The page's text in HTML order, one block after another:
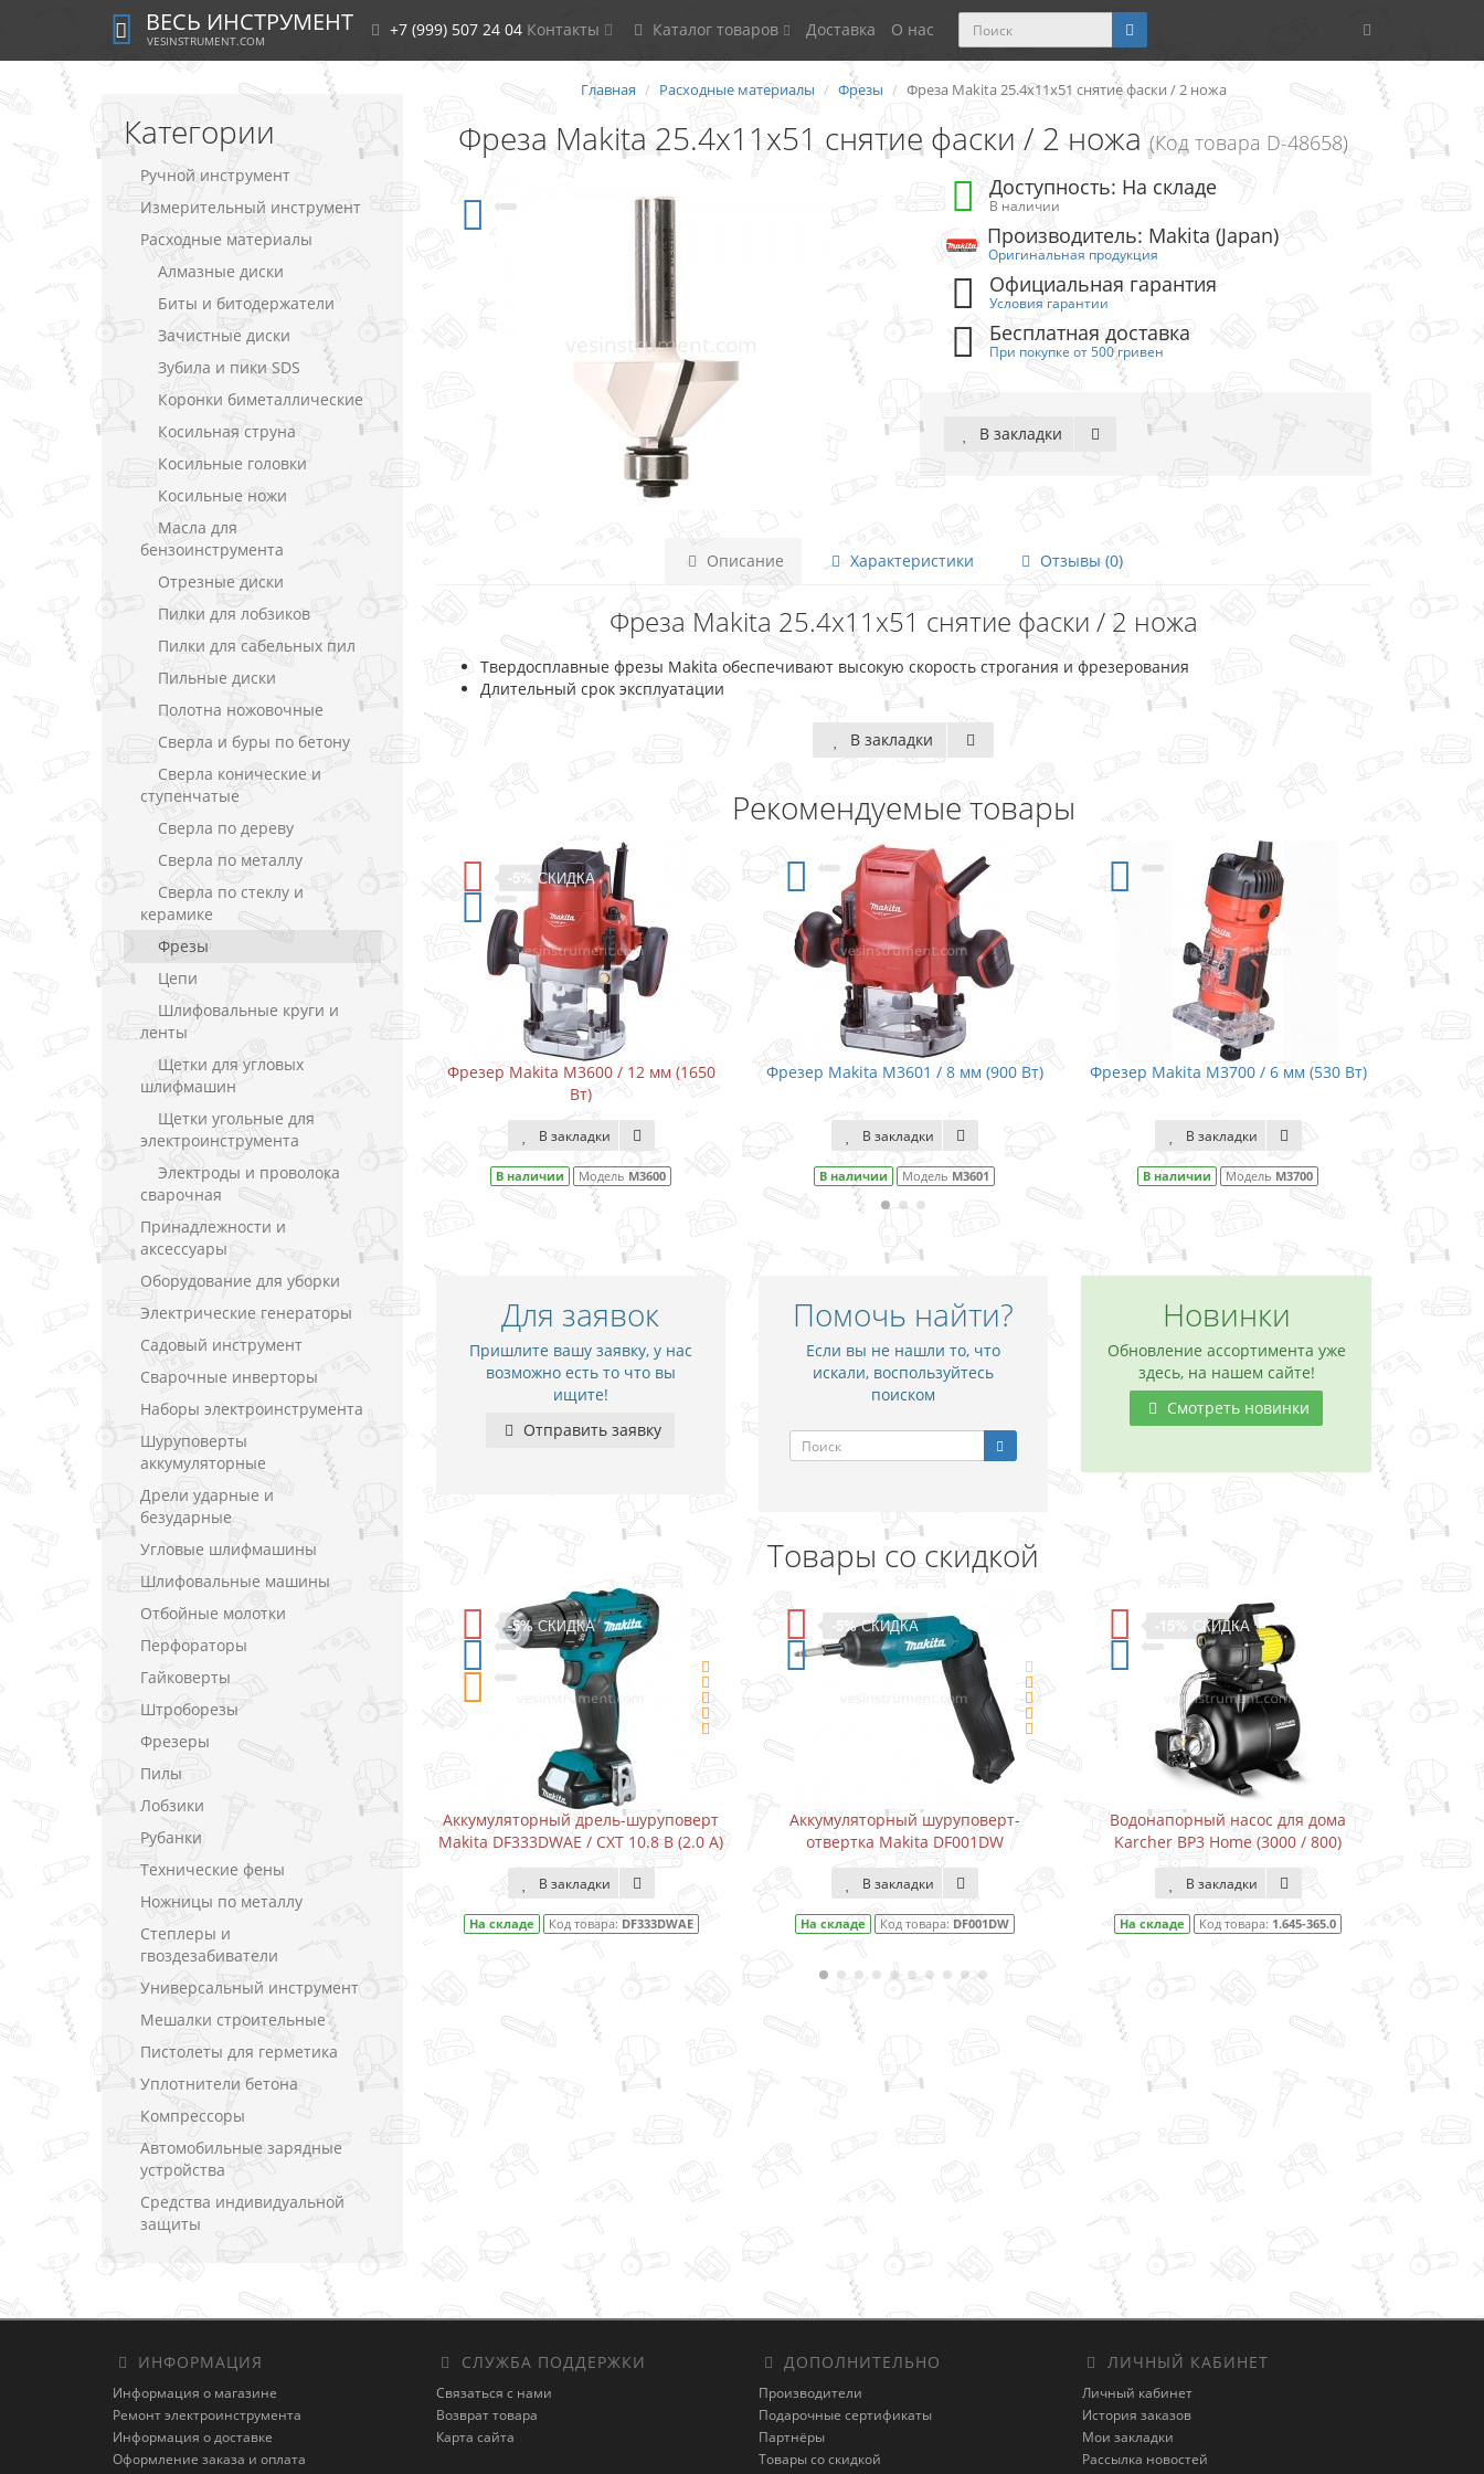
ВЕСЬ ИНСТРУМЕНТ
VESINSTRUMENT.COM
+7 (999) 507 24 04 Контакты Каталог товаров Доставка О нас
Категории
Ручной инструмент
Измерительный инструмент
Расходные материалы
Алмазные диски
Биты и битодержатели
Зачистные диски
Зубила и пики SDS
Коронки биметаллические
Косильная струна
Косильные головки
Косильные ножи
Масла для
бензоинструмента
Отрезные диски
Пилки для лобзиков
Пилки для сабельных пил
Пильные диски
Полотна ножовочные
Сверла и буры по бетону
Сверла конические и
ступенчатые
Сверла по дереву
Сверла по металлу
Сверла по стеклу и
керамике
Фрезы
Цепи
Шлифовальные круги и
ленты
Щетки для угловых
шлифмашин
Щетки угольные для
электроинструмента
Электроды и проволока
сварочная
Принадлежности и
аксессуары
Оборудование для уборки
Электрические генераторы
Садовый инструмент
Сварочные инверторы
Наборы электроинструмента
Шуруповерты
аккумуляторные
Дрели ударные и
безударные
Угловые шлифмашины
Шлифовальные машины
Отбойные молотки
Перфораторы
Гайковерты
Штроборезы
Фрезеры
Пилы
Лобзики
Рубанки
Технические фены
Ножницы по металлу
Степлеры и
гвоздезабиватели
Универсальный инструмент
Мешалки строительные
Пистолеты для герметика
Уплотнители бетона
Компрессоры
Автомобильные зарядные
устройства
Средства индивидуальной
защиты
Главная Расходные материалы Фрезы Фреза Makita 25.4х11х51 снятие фаски / 2 ножа
Фреза Makita 25.4х11х51 снятие фаски / 2 ножа (Код товара D-48658)
Доступность: На складе
В наличии
Производитель: Makita (Japan)
Оригинальная продукция
Официальная гарантия
Условия гарантии
Бесплатная доставка
При покупке от 500 гривен
В закладки
Описание Характеристики Отзывы (0)
Фреза Makita 25.4х11х51 снятие фаски / 2 ножа
Твердосплавные фрезы Makita обеспечивают высокую скорость строгания и фрезерования
Длительный срок эксплуатации
В закладки
Рекомендуемые товары
/ 8 мм (900 Вт)
RP0900
Фрезер Makita M3600 / 12 мм (1650
Вт)
В закладки
В наличии Модель
Фрезер Makita M3601 / 8 мм (900 Вт)
В закладки
В наличии Модель M3601
Фрезер Makita M3700 / 6 мм (530 Вт)
В закладки
В наличии Модель
Фрезер Makita 3709 / 6 мм (530 Вт)
В закладки
В наличии Модель 3709
Для заявок
Пришлите вашу заявку, у нас
возможно есть то что вы
ищите!
Отправить заявку
Помочь найти?
Если вы не нашли то, что
искали, воспользуйтесь
поиском
Новинки
Обновление ассортимента уже
здесь, на нашем сайте!
Смотреть новинки
Товары со скидкой
В (1.5 А)
-5%СКИДКА
Аккумуляторный дрель-шуруповерт
Makita DF333DWAE / CXT 10.8 В (2.0 А)
В закладки
На складе Код товара: DF333DWAE
-5%СКИДКА
Аккумуляторный шуруповерт-
отвертка Makita DF001DW
В закладки
На складе Код товара:DF001DW
-15%СКИДКА
Водонапорный насос для дома
Karcher BP3 Home (3000 / 800)
В закладки
На складе Код товара:1.645-365.0
-11%СКИДКА
Водонапорный насос для дома
Karcher BP3 Home&Garden (3300 /
800)
В закладки
1.645-353.0
ИНФОРМАЦИЯ
Информация о магазине
Ремонт электроинструмента
Информация о доставке
Оформление заказа и оплата
СЛУЖБА ПОДДЕРЖКИ
Связаться с нами
Возврат товара
Карта сайта
ДОПОЛНИТЕЛЬНО
Производители
Подарочные сертификаты
Партнёры
Товары со скидкой
ЛИЧНЫЙ КАБИНЕТ
Личный кабинет
История заказов
Мои закладки
Рассылка новостей